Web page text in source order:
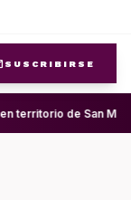
SUSCRIBIRSE
territorio de San